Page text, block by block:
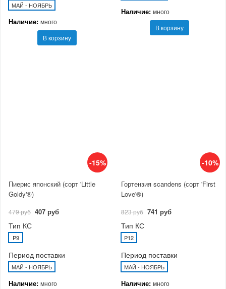
МАЙ - НОЯБРЬ
Наличие: много
В корзину
Наличие: много
В корзину
-15%
Пиерис японский (сорт 'Little
Goldy'®)
479 руб 407 руб
Тип КС
P9
Период поставки
МАЙ - НОЯБРЬ
Наличие: много
-10%
Гортензия scandens (сорт 'First
Love'®)
823 руб 741 руб
Тип КС
P12
Период поставки
МАЙ - НОЯБРЬ
Наличие: много